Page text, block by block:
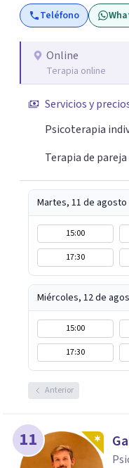
Teléfono
Online
Terapia online
Servicios y
Psicoterapia
Terapia de pareja
Martes, 11 de agosto
15:00
17:30
Miércoles, 12 de
15:00
17:30
Anterior
11